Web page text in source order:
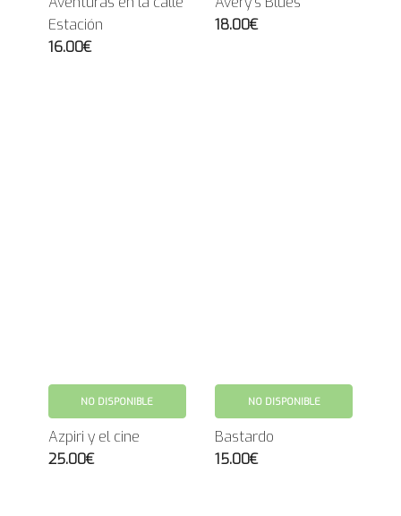
Estación
16.00€
18.00€
NO DISPONIBLE
Azpiri y el cine
25.00€
NO DISPONIBLE
Bastardo
15.00€